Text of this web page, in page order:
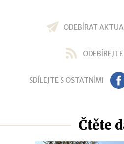
ODEBÍRAT
ODEBÍREJTE
SDÍLEJTE S OSTATNÍMI FB
Čtěte